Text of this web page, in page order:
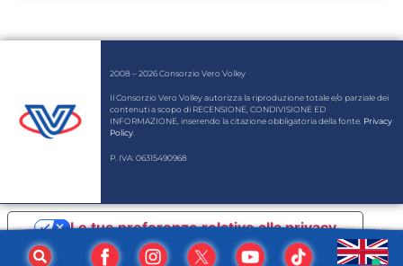
2008 – 2026 Consorzio Vero Volley
Il Consorzio Vero Volley autorizza la riproduzione totale e/o parziale dei
contenuti a scopo di RECENSIONE, CONDIVISIONE ED
INFORMAZIONE, inserendo la citazione obbligatoria della fonte. Privacy
Policy.
P. IVA: 06315490968
Informativa sulla raccolta
Le tue preferenze relative alla privacy